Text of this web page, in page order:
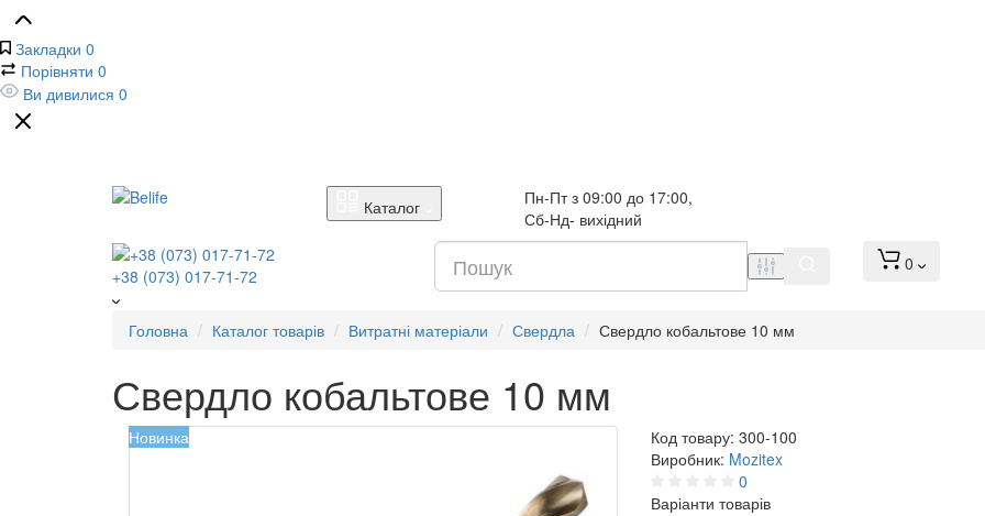
Закладки 0
Порівняти 0
Ви дивилися 0
Каталог
Пн-Пт з 09:00 до 17:00,
Сб-Нд- вихідний
+38 (073) 017-71-72
0
Головна Каталог товарів Витратні матеріали Свердла Свердло кобальтове 10 мм
Свердло кобальтове 10 мм
Новинка Код товару: 300-100
Виробник: Mozitex
0
Варіанти товарів